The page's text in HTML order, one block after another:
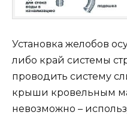
Установка желобов
либо край системы
проводить систему
крыши кровельным
невозможно –